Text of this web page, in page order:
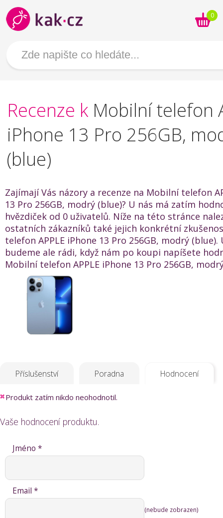
0
Recenze k Mobilní telefon
iPhone 13 Pro 256GB,
(blue)
Zajímají Vás názory a recenze na Mobilní telefon
13 Pro 256GB, modrý (blue)? U nás má zatím
hvězdiček od 0 uživatelů. Níže na této stránce
ostatních zákazníků také jejich konkrétní
telefon APPLE iPhone 13 Pro 256GB, modrý (blue).
budeme ale rádi, když nám po koupi napíšete
Mobilní telefon APPLE iPhone 13 Pro 256GB,
Příslušenství Poradna Hodnocení
Produkt zatím nikdo neohodnotil.
Vaše hodnocení produktu.
Jméno *
Email *
(nebude zobrazen)